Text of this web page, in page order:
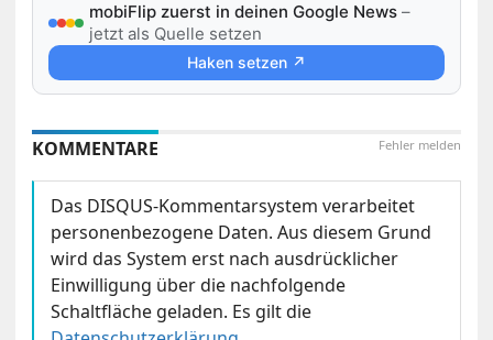
mobiFlip zuerst in deinen Google News –
jetzt als Quelle setzen
Haken setzen ↗
Fehler melden
KOMMENTARE
Das DISQUS-Kommentarsystem verarbeitet
personenbezogene Daten. Aus diesem Grund
wird das System erst nach ausdrücklicher
Einwilligung über die nachfolgende
Schaltfläche geladen. Es gilt die